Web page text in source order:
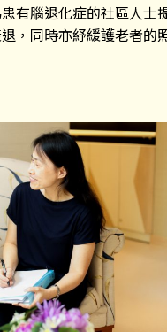
有腦退化症的社區人
，同時亦紓緩護老者的